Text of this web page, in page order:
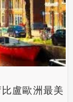
盧歐洲最美